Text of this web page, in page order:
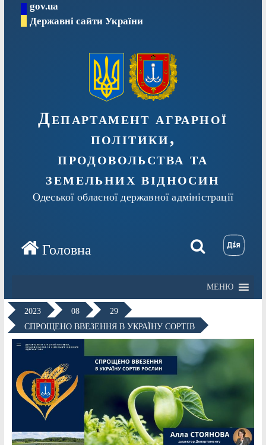
Перейтиgov.ua
Державні сайти України
Департамент аграрної
політики,
продовольства та
земельних відносин
Одеської обласної державної адміністрації
МЕНЮ
2023 08
29
СПРОЩЕНО ВВЕЗЕННЯ В УКРАЇНУ СОРТІВ